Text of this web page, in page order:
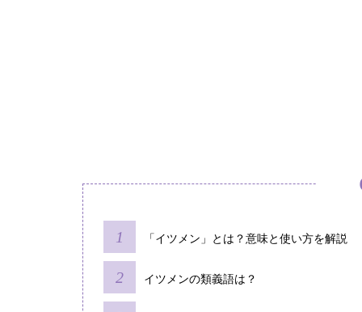
「イツメン」とは？意味と使い方を解説
イツメンの類義語は？